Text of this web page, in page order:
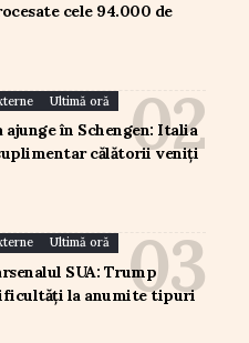
cele 94.000 de
Ultimă oră
ajunge în Schengen: Italia
călătorii veniți
Ultimă oră
SUA: Trump
la anumite tipuri